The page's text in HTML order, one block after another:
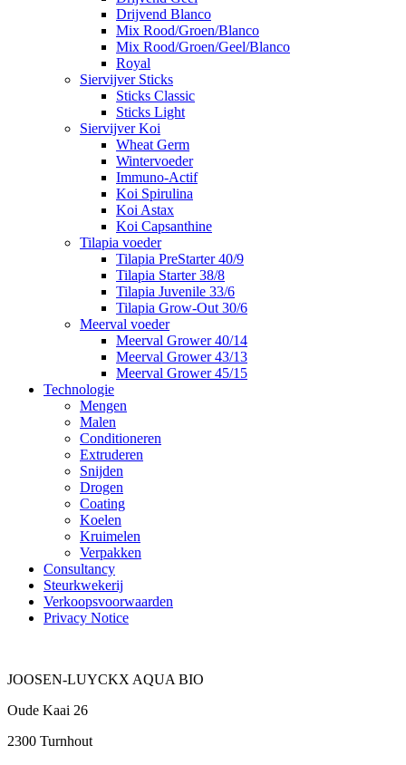
Drijvend Blanco
Mix Rood/Groen/Blanco
Mix Rood/Groen/Geel/Blanco
Royal
Siervijver Sticks
Sticks Classic
Sticks Light
Siervijver Koi
Wheat Germ
Wintervoeder
Immuno-Actif
Koi Spirulina
Koi Astax
Koi Capsanthine
Tilapia voeder
Tilapia PreStarter 40/9
Tilapia Starter 38/8
Tilapia Juvenile 33/6
Tilapia Grow-Out 30/6
Meerval voeder
Meerval Grower 40/14
Meerval Grower 43/13
Meerval Grower 45/15
Technologie
Mengen
Malen
Conditioneren
Extruderen
Snijden
Drogen
Coating
Koelen
Kruimelen
Verpakken
Consultancy
Steurkwekerij
Verkoopsvoorwaarden
Privacy Notice
JOOSEN-LUYCKX AQUA BIO
Oude Kaai 26
2300 Turnhout